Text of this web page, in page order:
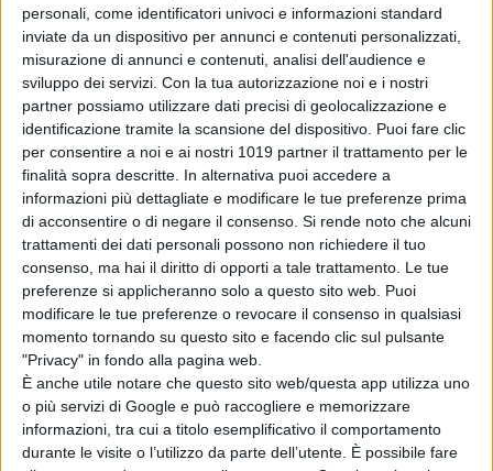
personali, come identificatori univoci e informazioni standard
inviate da un dispositivo per annunci e contenuti personalizzati,
misurazione di annunci e contenuti, analisi dell'audience e
sviluppo dei servizi. Con la tua autorizzazione noi e i nostri
partner possiamo utilizzare dati precisi di geolocalizzazione e
identificazione tramite la scansione del dispositivo. Puoi fare clic
per consentire a noi e ai nostri 1019 partner il trattamento per le
finalità sopra descritte. In alternativa puoi accedere a
informazioni più dettagliate e modificare le tue preferenze prima
di acconsentire o di negare il consenso. Si rende noto che alcuni
trattamenti dei dati personali possono non richiedere il tuo
consenso, ma hai il diritto di opporti a tale trattamento. Le tue
preferenze si applicheranno solo a questo sito web. Puoi
modificare le tue preferenze o revocare il consenso in qualsiasi
momento tornando su questo sito e facendo clic sul pulsante
"Privacy" in fondo alla pagina web.
È anche utile notare che questo sito web/questa app utilizza uno
o più servizi di Google e può raccogliere e memorizzare
informazioni, tra cui a titolo esemplificativo il comportamento
durante le visite o l’utilizzo da parte dell’utente. È possibile fare
In“NAPOLI MAGICA”,cosa cerchi in
Napoli quando la abiti da sempre o
quando la visiti per la prima volta?
Perché la sua anima è così diversa
dalle altre? Dove risiede la sua
magia? Marco D’Amore vuole
scoprirlo e per farlo esiste un unico
modo: deve attraversarla e perdersi
per trovare l’inaspettato incanto.
Bisogna scavare la pietra di tufo dei
suoi sottofondi per disseppellire i
suoi misteri e le sue leggende, i suoi
spiriti, le voci antiche, i suoi
fantasmi e i suoi miti. Il dedalo di
cunicoli scavati per tremila anni è
tomba dei segreti su cui poggia